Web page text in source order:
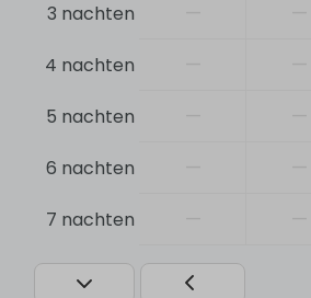
Activiteiten
Fietsen
Mountainbiken
Zwemmen
Golfen
3 nachten
4 nachten
5 nachten
6 nachten
7 nachten